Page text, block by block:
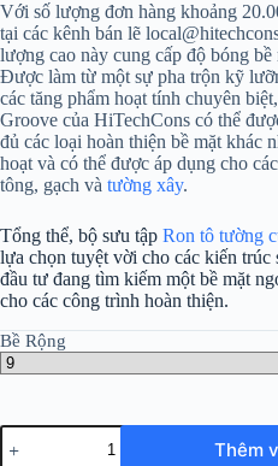
Với số lượng đơn hàng khoảng
tại các kênh bán lẽ
lượng cao này cung cấp độ bóng
Được làm từ một sự pha trộn kỹ
các tăng phẩm hoạt tính chuyên
Groove của HiTechCons có thể
đủ các loại hoàn thiện bề mặt khác
hoạt và có thể được áp dụng cho
tông, gạch và tường xây.
Tổng thể, bộ sưu tập Ron tô tường
lựa chọn tuyệt vời cho các kiến trúc
đầu tư đang tìm kiếm một bề mặt
cho các công trình hoàn thiện.
Bề Rộng
Ron
Tô
Thêm